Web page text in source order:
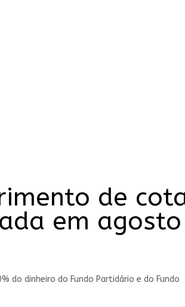
de
em agosto
dinheiro do Fundo Partidário e do Fundo